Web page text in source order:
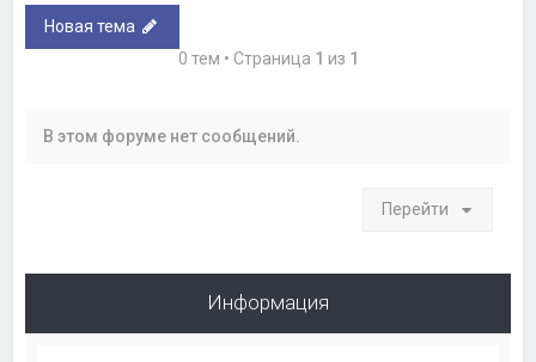
Новая тема
0 тем • Страница 1 из 1
В этом форуме нет сообщений.
Перейти
Информация